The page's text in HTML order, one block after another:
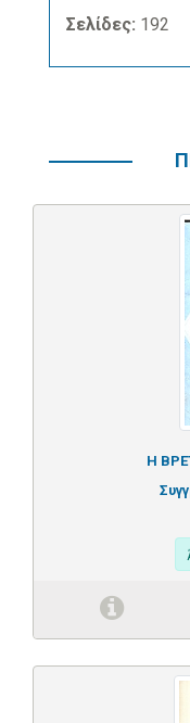
Σελίδες: 192
Η